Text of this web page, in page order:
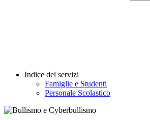
Indice dei servizi
Famiglie e Studenti
Personale Scolastico